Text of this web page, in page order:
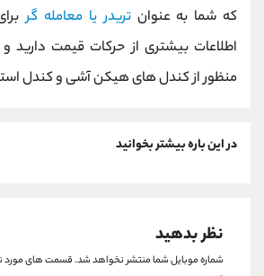
که شما به عنوانتریدر یا معامله گر
اطلاعات بیشتری از حرکات قیمت دارید و
منظور از کندل های هیکن آشی و کندل
در این باره بیشتر بخوانید
نظر بدهید
شماره موبایل شما منتشر نخواهد شد.قسمت های مورد